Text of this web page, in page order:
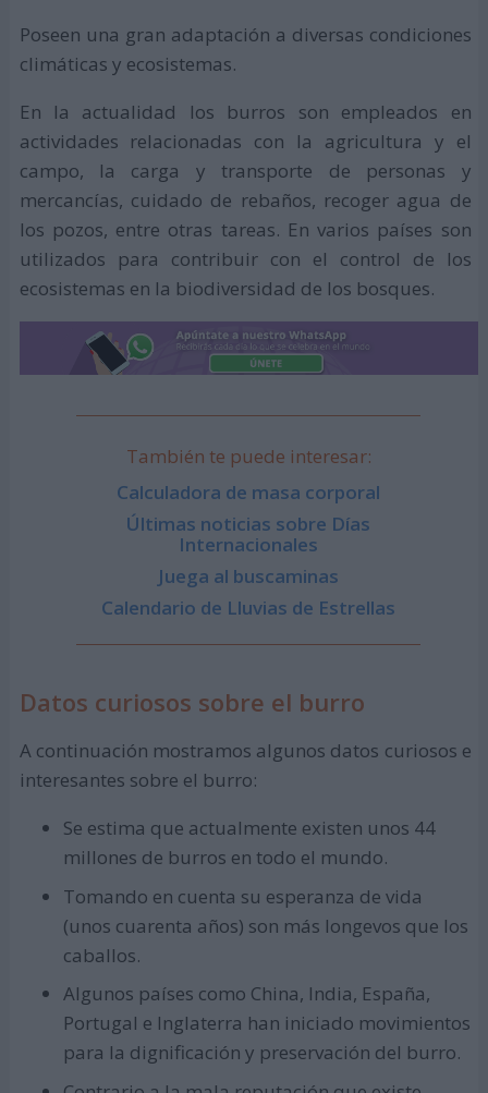
Poseen una gran adaptación a diversas condiciones
climáticas y ecosistemas.
En la actualidad los burros son empleados en
actividades relacionadas con la agricultura y el
campo, la carga y transporte de personas y
mercancías, cuidado de rebaños, recoger agua de
los pozos, entre otras tareas. En varios países son
utilizados para contribuir con el control de los
ecosistemas en la biodiversidad de los bosques.
También te puede interesar:
Calculadora de masa corporal
Últimas noticias sobre Días
Internacionales
Juega al buscaminas
Calendario de Lluvias de Estrellas
Datos curiosos sobre el burro
A continuación mostramos algunos datos curiosos e
interesantes sobre el burro:
Se estima que actualmente existen unos 44
millones de burros en todo el mundo.
Tomando en cuenta su esperanza de vida
(unos cuarenta años) son más longevos que los
caballos.
Algunos países como China, India, España,
Portugal e Inglaterra han iniciado movimientos
para la dignificación y preservación del burro.